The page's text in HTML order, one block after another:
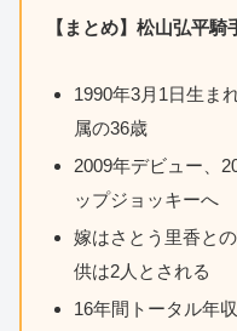
【まとめ】松山弘平
1990年3月1日生ま
属の36歳
2009年デビュー、
ップジョッキーへ
嫁はさとう里香と
供は2人とされる
16年間トータル年